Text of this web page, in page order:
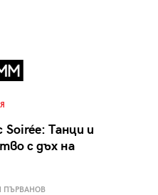
Soirée: Танци и
с дъх на
ПЪРВАНОВ